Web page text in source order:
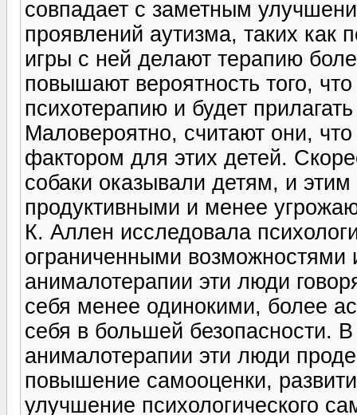
совпадает с заметным
проявлений аутизма, таких как
игры с ней делают терапию
повышают вероятность того,
психотерапию и будет
Маловероятно, считают они,
фактором для этих детей.
собаки оказывали детям, и
продуктивными и менее
К. Аллен исследовала
ограниченными возможностями
анималотерапии эти люди
себя менее одинокими, более
себя в большей безопасности.
анималотерапии эти люди
повышение самооценки,
улучшение психологического